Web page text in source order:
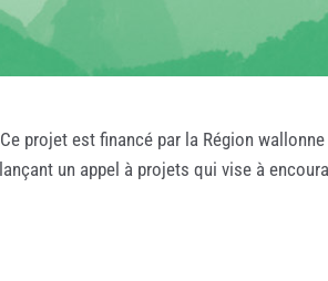
Ce projet est financé par la Région
lançant un appel à projets qui vise à